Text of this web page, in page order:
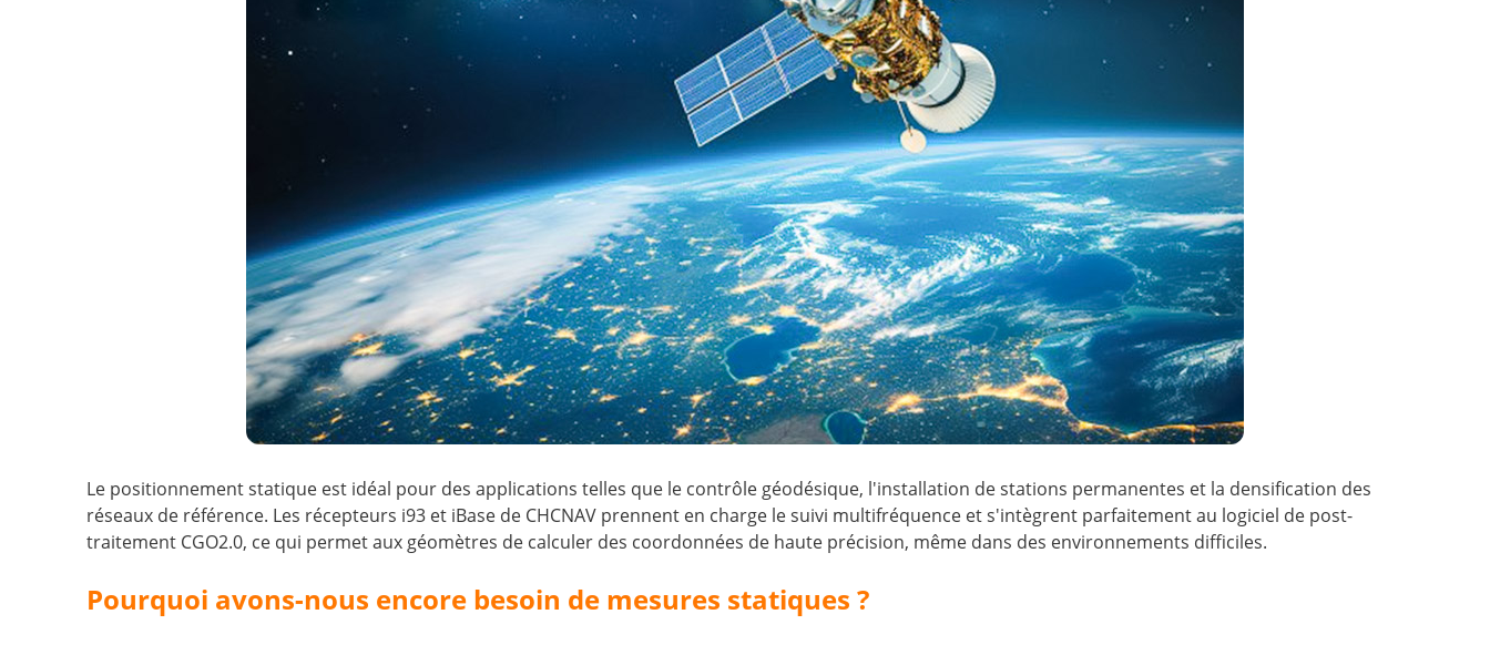
Le positionnement statique est idéal pour des applications telles que le contrôle géodésique, l'installation de stations permanentes et la densification des
réseaux de référence. Les récepteurs i93 et iBase de CHCNAV prennent en charge le suivi multifréquence et s'intègrent parfaitement au logiciel de post-
traitement CGO2.0, ce qui permet aux géomètres de calculer des coordonnées de haute précision, même dans des environnements difficiles.
Pourquoi avons-nous encore besoin de mesures statiques ?